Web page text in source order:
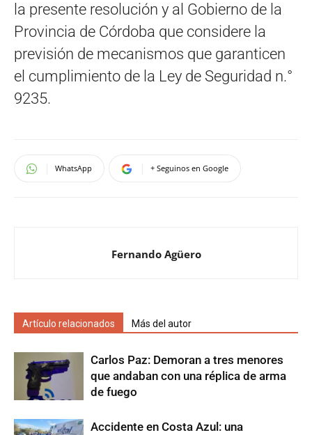
la presente resolución y al Gobierno de la
Provincia de Córdoba que considere la
previsión de mecanismos que garanticen
el cumplimiento de la Ley de Seguridad n.°
9235.
WhatsApp + Seguinos en Google
Fernando Agüero
Artículo relacionados Más del autor
Carlos Paz: Demoran a tres menores
que andaban con una réplica de arma
de fuego
Accidente en Costa Azul: una